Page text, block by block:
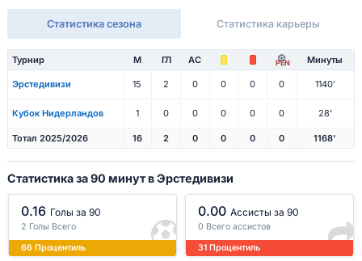
Статистика сезона Статистика карьеры
Турнир М ГЛ АС PEN Минуты
Эрстедивизи 15 2 0 0 0 0 1140'
Кубок Нидерландов 1 0 0 0 0 0 28'
Тотал 2025/2026 16 2 0 0 0 0 1168'
Статистика за 90 минут в Эрстедивизи
0.16 Голы за 90
2 Голы Всего
66 Процентиль
0.00 Ассисты за 90
0 Всего ассистов
31 Процентиль